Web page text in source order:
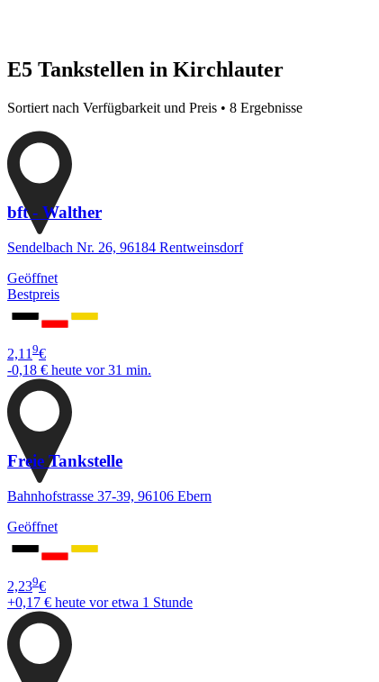
E5 Tankstellen in Kirchlauter
Sortiert nach Verfügbarkeit und Preis • 8 Ergebnisse
bft - Walther
Sendelbach Nr. 26, 96184 Rentweinsdorf
Geöffnet
Bestpreis
2,11 9€
-0,18 € heute vor 31 min.
Freie Tankstelle
Bahnhofstrasse 37-39, 96106 Ebern
Geöffnet
2,239€
+0,17 € heute vor etwa 1 Stunde